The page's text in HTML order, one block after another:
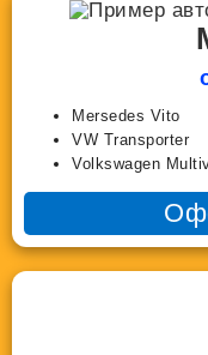
Mersedes Vito
VW Transporter
Volkswagen